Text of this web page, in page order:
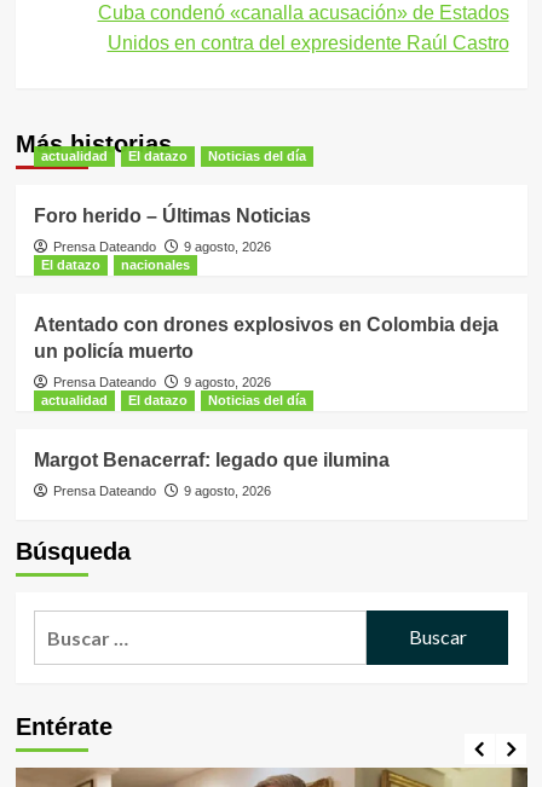
Cuba condenó «canalla acusación» de Estados
Unidos en contra del expresidente Raúl Castro
Más historias
actualidad El datazo Noticias del día
Foro herido – Últimas Noticias
Prensa Dateando
9 agosto, 2026
El datazo
nacionales
Atentado con drones explosivos en Colombia deja
un policía muerto
Prensa Dateando
9 agosto, 2026
actualidad
El datazo Noticias del día
Margot Benacerraf: legado que ilumina
Prensa Dateando 9 agosto, 2026
Búsqueda
Entérate